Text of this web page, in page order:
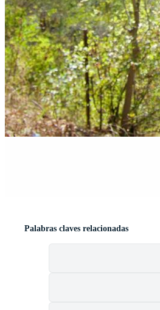
Palabras claves relacionadas